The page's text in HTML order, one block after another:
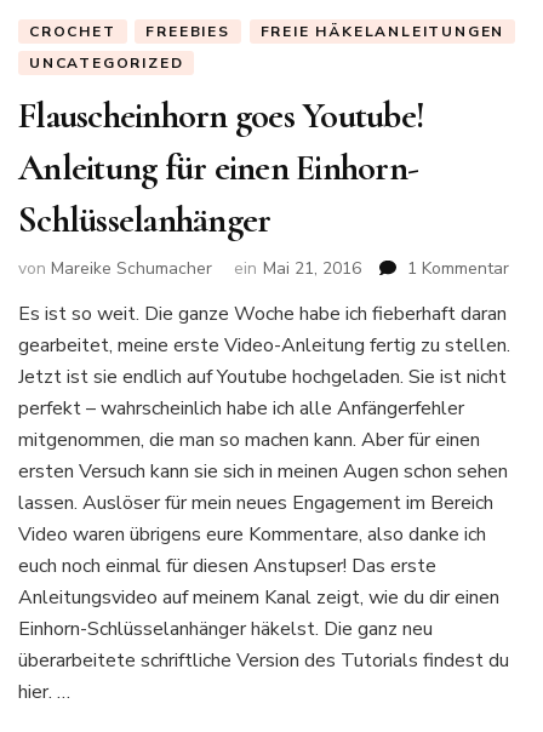
CROCHET FREEBIES
FREIE HÄKELANLEITUNGEN
UNCATEGORIZED
Flauscheinhorn goes Youtube!
Anleitung für einen Einhorn-
Schlüsselanhänger
von Mareike Schumacher ein Mai 21, 2016 1 Kommentarzu
Es ist so weit. Die ganze Woche habe ich fieberhaft daran
gearbeitet, meine erste Video-Anleitung fertig zu stellen.
Jetzt ist sie endlich auf Youtube hochgeladen. Sie ist nicht
perfekt – wahrscheinlich habe ich alle Anfängerfehler
mitgenommen, die man so machen kann. Aber für einen
ersten Versuch kann sie sich in meinen Augen schon sehen
lassen. Auslöser für mein neues Engagement im Bereich
Video waren übrigens eure Kommentare, also danke ich
euch noch einmal für diesen Anstupser! Das erste
Anleitungsvideo auf meinem Kanal zeigt, wie du dir einen
Einhorn-Schlüsselanhänger häkelst. Die ganz neu
überarbeitete schriftliche Version des Tutorials findest du
hier. …